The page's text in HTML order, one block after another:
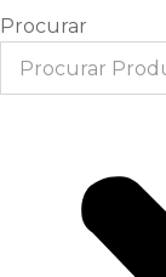
Procurar